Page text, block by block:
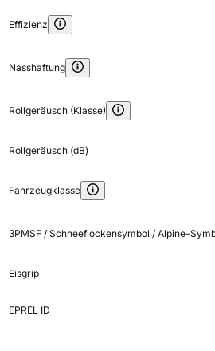
Effizienz
Nasshaftung
Rollgeräusch (Klasse)
Rollgeräusch (dB)
Fahrzeugklasse
3PMSF / Schneeflockensymbol / Alpine-
Eisgrip
EPREL ID